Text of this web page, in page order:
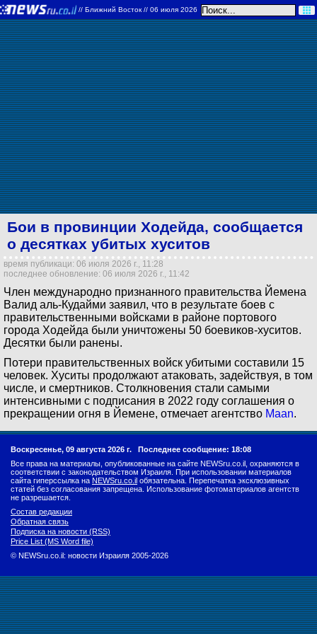
// Ближний Восток // 06 июля 2026
Бои в провинции Ходейда, сообщается
о десятках убитых хуситов
время публикаци: 06 июля 2026 г., 11:28
последнее обновление: 06 июля 2026 г., 11:42
Член международно признанного правительства Йемена
Валид аль-Кудайми заявил, что в результате боев с
правительственными войсками в районе портового
города Ходейда были уничтожены 50 боевиков-хуситов.
Десятки были ранены.
Потери правительственных войск убитыми составили 15
человек. Хуситы продолжают атаковать, задействуя, в том
числе, и смертников. Столкновения стали самыми
интенсивными с подписания в 2022 году соглашения о
прекращении огня в Йемене, отмечает агентство Maan.
Воскресенье, 09 августа 2026 г. Последнее сообщение: 18:08
Все права на материалы, опубликованные на сайте NEWSru.co.il, охраняются в
соответствии с законодательством Израиля. При использовании материалов
сайта гиперссылка на NEWSru.co.il обязательна. Перепечатка эксклюзивных
статей без согласования запрещена. Использование фотоматериалов агентств
не разрешается.
Состав редакции
Обратная связь
Подписка на новости (RSS)
Price List (MS Word file)
© NEWSru.co.il: новости Израиля 2005-2026